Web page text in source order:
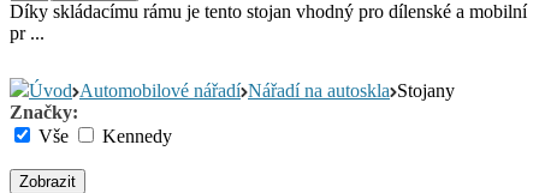
Díky skládacímu rámu je tento stojan vhodný pro dílenské a mobilní
pr ...
Úvod Automobilové nářadí Nářadí na autoskla Stojany
Značky:
Vše
Kennedy
Zobrazit